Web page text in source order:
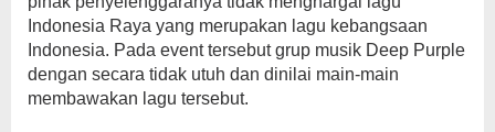
Indonesia Raya yang merupakan lagu kebangsaan
Indonesia. Pada event tersebut grup musik Deep Purple
dengan secara tidak utuh dan dinilai main-main
membawakan lagu tersebut.